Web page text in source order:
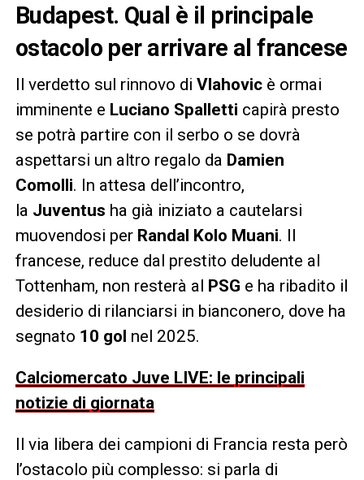
Budapest. Qual è il principale
ostacolo per arrivare al francese
Il verdetto sul rinnovo di Vlahovicè ormai
imminente e Luciano Spalletti capirà presto
se potrà partire con il serbo o se dovrà
aspettarsi un altro regalo da Damien
Comolli. In attesa dell’incontro,
la Juventus ha già iniziato a cautelarsi
muovendosi per Randal Kolo Muani. Il
francese, reduce dal prestito deludente al
Tottenham, non resterà al PSG e ha ribadito il
desiderio di rilanciarsi in bianconero, dove ha
segnato 10 gol nel 2025.
Calciomercato Juve LIVE: le principali
notizie di giornata
Il via libera dei campioni di Francia resta però
l’ostacolo più complesso: si parla di